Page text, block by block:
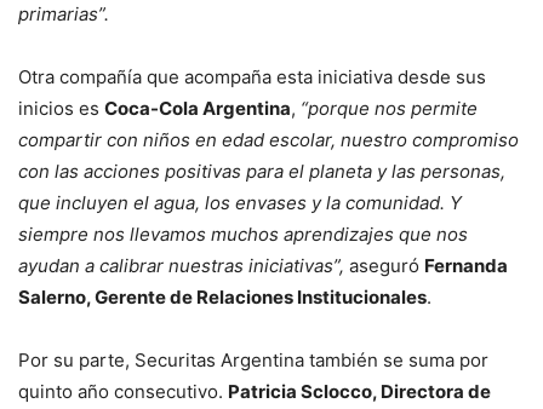
primarias”.
Otra compañía que acompaña esta iniciativa desde sus
inicios es Coca-Cola Argentina, “porque nos permite
compartir con niños en edad escolar, nuestro compromiso
con las acciones positivas para el planeta y las personas,
que incluyen el agua, los envases y la comunidad. Y
siempre nos llevamos muchos aprendizajes que nos
ayudan a calibrar nuestras iniciativas”, aseguró Fernanda
Salerno, Gerente de Relaciones Institucionales.
Por su parte, Securitas Argentina también se suma por
quinto año consecutivo. Patricia Sclocco, Directora de